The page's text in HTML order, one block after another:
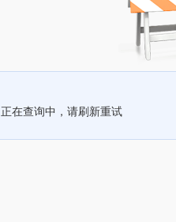
正在查询中，请刷新重试